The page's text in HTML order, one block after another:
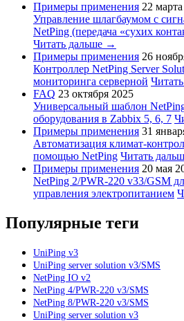
Примеры применения 22
Управление шлагбаумом с
NetPing (передача «сухих
Читать дальше →
Примеры применения 26
Контроллер NetPing Server
мониторинга серверной
FAQ 23 октября 2025
Универсальный шаблон
оборудования в Zabbix 5, 6, 7
Примеры применения 31
Автоматизация климат-
помощью NetPing Читать
Примеры применения 20 мая
NetPing 2/PWR-220 v33/GSM
управления электропитанием
Популярные теги
UniPing v3
UniPing server solution v3/SMS
NetPing IO v2
NetPing 4/PWR-220 v3/SMS
NetPing 8/PWR-220 v3/SMS
UniPing server solution v3